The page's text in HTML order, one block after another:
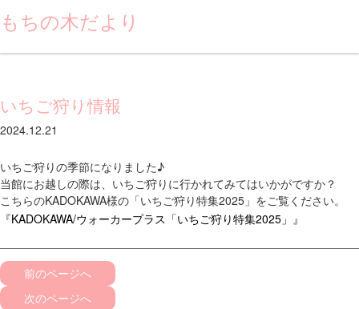
もちの木だより
いちご狩り情報
2024.12.21
いちご狩りの季節になりました♪
当館にお越しの際は、いちご狩りに行かれてみてはいかがですか？
こちらのKADOKAWA様の「いちご狩り特集2025」をご覧ください。
『KADOKAWA/ウォーカープラス「いちご狩り特集2025」』
前のページへ
次のページへ